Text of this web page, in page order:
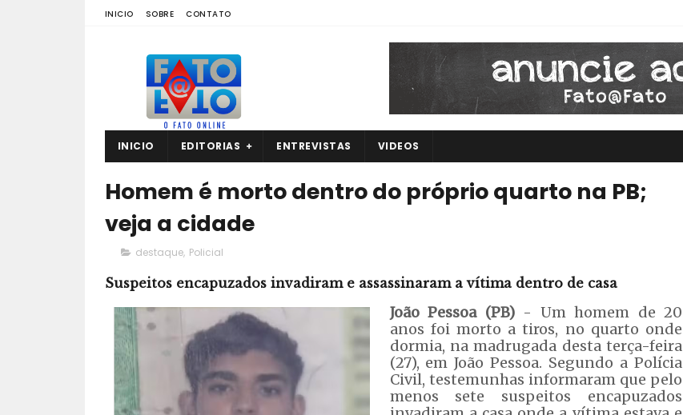
INICIO SOBRE CONTATO
INICIO EDITORIAS ENTREVISTAS VIDEOS
Homem é morto dentro do próprio quarto na PB;
veja a cidade
destaque, Policial
Suspeitos encapuzados invadiram e assassinaram a vítima dentro de casa
João Pessoa (PB)- Um homem de 20
anos foi morto a tiros, no quarto onde
dormia, na madrugada desta terça-feira
(27), em João Pessoa. Segundo a Polícia
Civil, testemunhas informaram que pelo
menos sete suspeitos encapuzados